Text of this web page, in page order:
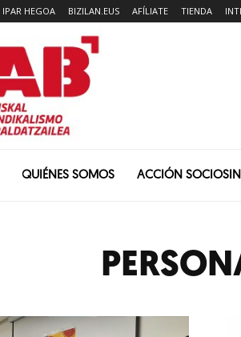
IPAR HEGOA BIZILAN.EUS AFÍLIATE TIENDA
QUIÉNES SOMOS ACCIÓN